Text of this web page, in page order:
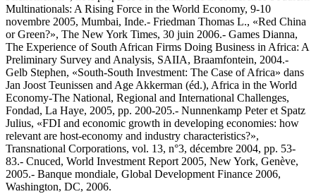
Multinationals: A Rising Force in the World Economy, 9-10
novembre 2005, Mumbai, Inde.- Friedman Thomas L., «Red China
or Green?», The New York Times, 30 juin 2006.- Games Dianna,
The Experience of South African Firms Doing Business in Africa: A
Preliminary Survey and Analysis, SAIIA, Braamfontein, 2004.-
Gelb Stephen, «South-South Investment: The Case of Africa» dans
Jan Joost Teunissen and Age Akkerman (éd.), Africa in the World
Economy-The National, Regional and International Challenges,
Fondad, La Haye, 2005, pp. 200-205.- Nunnenkamp Peter et Spatz
Julius, «FDI and economic growth in developing economies: how
relevant are host-economy and industry characteristics?»,
Transnational Corporations, vol. 13, n°3, décembre 2004, pp. 53-
83.- Cnuced, World Investment Report 2005, New York, Genève,
2005.- Banque mondiale, Global Development Finance 2006,
Washington, DC, 2006.